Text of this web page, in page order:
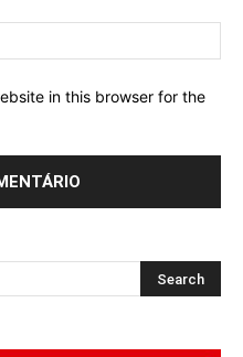
in this browser for the